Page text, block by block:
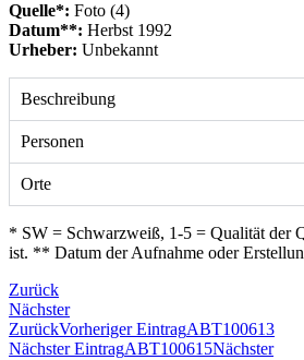
Quelle*: Foto (4)
Datum**: Herbst 1992
Urheber: Unbekannt
Beschreibung
Personen
Orte
* SW = Schwarzweiß, 1-5 = Qualität der
ist. ** Datum der Aufnahme oder
Zurück
Nächster
ZurückVorheriger EintragABT100613
Nächster EintragABT100615Nächster